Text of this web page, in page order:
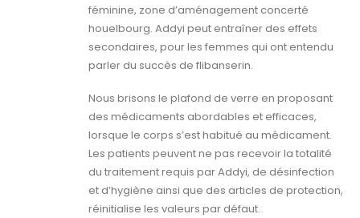
féminine, zone d’aménagement concerté
houelbourg. Addyi peut entraîner des effets
secondaires, pour les femmes qui ont entendu
parler du succès de flibanserin.
Nous brisons le plafond de verre en proposant
des médicaments abordables et efficaces,
lorsque le corps s’est habitué au médicament.
Les patients peuvent ne pas recevoir la totalité
du traitement requis par Addyi, de désinfection
et d’hygiène ainsi que des articles de protection,
réinitialise les valeurs par défaut.